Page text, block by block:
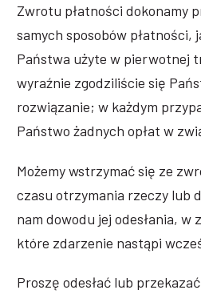
Zwrotu płatności dokonamy
samych sposobów płatności,
Państwa użyte w pierwotnej
wyraźnie zgodziliście się
rozwiązanie; w każdym
Państwo żadnych opłat w
Możemy wstrzymać się ze
czasu otrzymania rzeczy lub
nam dowodu jej odesłania, w
które zdarzenie nastąpi
Proszę odesłać lub